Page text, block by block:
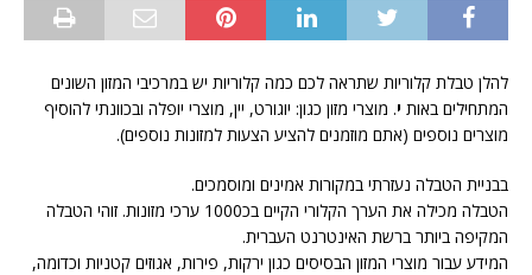
להלן טבלת קלוריות שתראה לכם כמה קלוריות יש במרכיבי המזון השונים
המתחילים באות י. מוצרי מזון כגון: יוגורט, יין, מוצרי יופלה ובכוונתי להוסיף
מוצרים נוספים (אתם מוזמנים להציע הצעות למזונות נוספים).
בבניית הטבלה נעזרתי במקורות אמינים ומוסמכים.
הטבלה מכילה את הערך הקלורי הקיים בכ1000 ערכי מזונות. זוהי הטבלה
המקיפה ביותר ברשת האינטרנט העברית.
המידע עבור מוצרי המזון הבסיסים כגון ירקות, פירות, אגוזים קטניות וכדומה,